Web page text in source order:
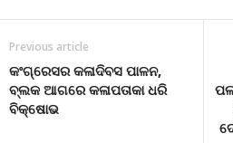
Previous article
କଂଗ୍ରେସର କଳାଦିବସ ପାଳନ,
ବ୍ଲକ ଆଗରେ କଳାପତାକା ଧରି
ବିକ୍ଷୋଭ